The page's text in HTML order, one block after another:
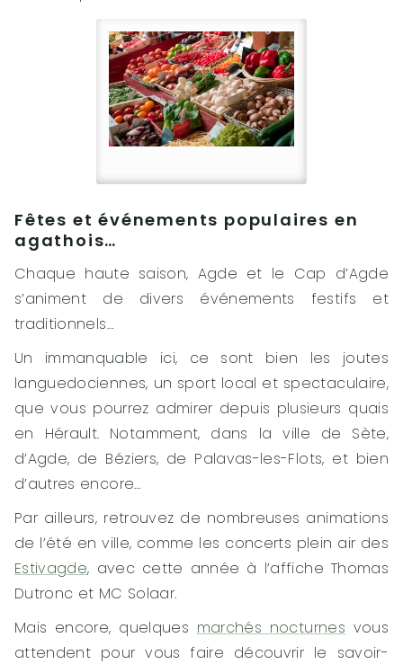
Fêtes et événements populaires en
agathois…
Chaque haute saison, Agde et le Cap d’Agde
s’animent de divers événements festifs et
traditionnels…
Un immanquable ici, ce sont bien les joutes
languedociennes, un sport local et spectaculaire,
que vous pourrez admirer depuis plusieurs quais
en Hérault. Notamment, dans la ville de Sète,
d’Agde, de Béziers, de Palavas-les-Flots, et bien
d’autres encore…
Par ailleurs, retrouvez de nombreuses animations
de l’été en ville, comme les concerts plein air des
Estivagde, avec cette année à l’affiche Thomas
Dutronc et MC Solaar.
Mais encore, quelques marchés nocturnes vous
attendent pour vous faire découvrir le savoir-